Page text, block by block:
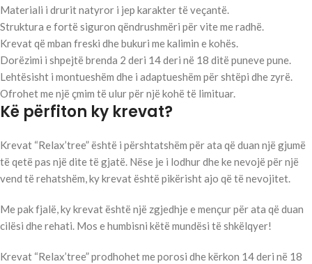
Materiali i drurit natyror i jep karakter të veçantë.
Struktura e fortë siguron qëndrushmëri për vite me radhë.
Krevat që mban freski dhe bukuri me kalimin e kohës.
Dorëzimi i shpejtë brenda 2 deri 14 deri në 18 ditë puneve pune.
Lehtësisht i montueshëm dhe i adaptueshëm për shtëpi dhe zyrë.
Ofrohet me një çmim të ulur për një kohë të limituar.
Kë përfiton ky krevat?
Krevat “Relax’tree” është i përshtatshëm për ata që duan një gjumë
të qetë pas një dite të gjatë. Nëse je i lodhur dhe ke nevojë për një
vend të rehatshëm, ky krevat është pikërisht ajo që të nevojitet.
Me pak fjalë, ky krevat është një zgjedhje e mençur për ata që duan
cilësi dhe rehati. Mos e humbisni këtë mundësi të shkëlqyer!
Krevat “Relax’tree” prodhohet me porosi dhe kërkon 14 deri në 18